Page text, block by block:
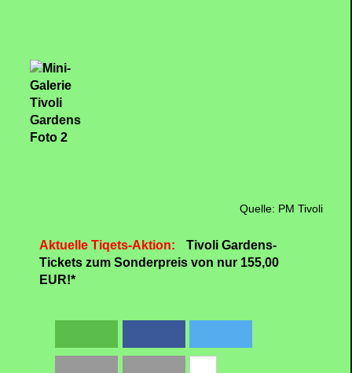
Quelle: PM Tivoli
Aktuelle Tiqets-Aktion:
Tivoli Gardens-
Tickets zum Sonderpreis von nur 155,00
EUR!*